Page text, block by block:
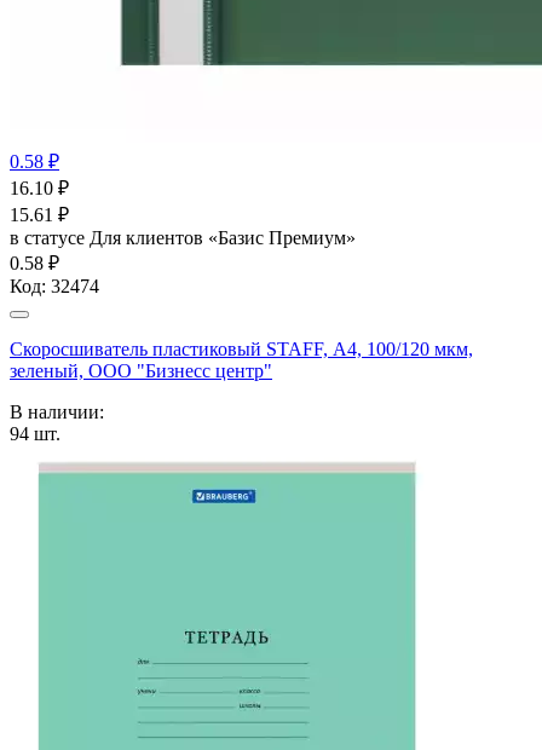
0.58 ₽
16.10 ₽
15.61 ₽
в статусе Для клиентов «Базис Премиум»
0.58 ₽
Код: 32474
Скоросшиватель пластиковый STAFF, А4, 100/120 мкм,
зеленый, ООО "Бизнесс центр"
В наличии:
94 шт.